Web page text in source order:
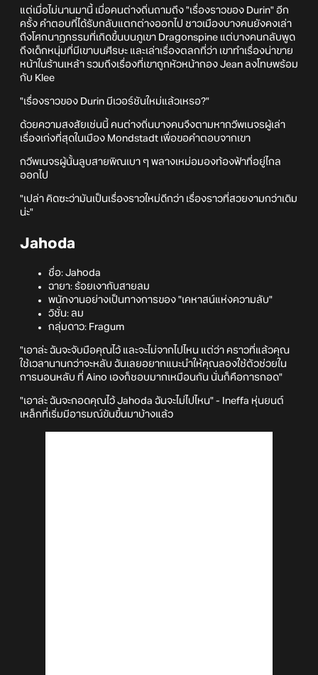
แต่เมื่อไม่นานมานี้ เมื่อคนต่างถิ่นถามถึง "เรื่องราวของ Durin" อีก
ครั้ง คำตอบที่ได้รับกลับแตกต่างออกไป ชาวเมืองบางคนยังคงเล่า
ถึงโศกนาฏกรรมที่เกิดขึ้นบนภูเขา Dragonspine แต่บางคนกลับพูด
ถึงเด็กหนุ่มที่มีเขาบนศีรษะ และเล่าเรื่องตลกที่ว่า เขาทำเรื่องน่าขาย
หน้าในร้านเหล้า รวมถึงเรื่องที่เขาถูกหัวหน้ากอง Jean ลงโทษพร้อม
กับ Klee
"เรื่องราวของ Durin มีเวอร์ชันใหม่แล้วเหรอ?"
ด้วยความสงสัยเช่นนี้ คนต่างถิ่นบางคนจึงตามหากวีพเนจรผู้เล่า
เรื่องเก่งที่สุดในเมือง Mondstadt เพื่อขอคำตอบจากเขา
กวีพเนจรผู้นั้นลูบสายพิณเบา ๆ พลางเหม่อมองท้องฟ้าที่อยู่ไกล
ออกไป
"เปล่า คิดซะว่ามันเป็นเรื่องราวใหม่ดีกว่า เรื่องราวที่สวยงามกว่าเดิม
น่ะ"
Jahoda
ชื่อ: Jahoda
ฉายา: ร้อยเงากับสายลม
พนักงานอย่างเป็นทางการของ "เคหาสน์แห่งความลับ"
วิชั่น: ลม
กลุ่มดาว: Fragum
"เอาล่ะ ฉันจะจับมือคุณไว้ และจะไม่จากไปไหน แต่ว่า คราวที่แล้วคุณ
ใช้เวลานานกว่าจะหลับ ฉันเลยอยากแนะนำให้คุณลองใช้ตัวช่วยใน
การนอนหลับ ที่ Aino เองก็ชอบมากเหมือนกัน นั่นก็คือการกอด"
"เอาล่ะ ฉันจะกอดคุณไว้ Jahoda ฉันจะไม่ไปไหน" - Ineffa หุ่นยนต์
เหล็กที่เริ่มมีอารมณ์ขันขึ้นมาบ้างแล้ว